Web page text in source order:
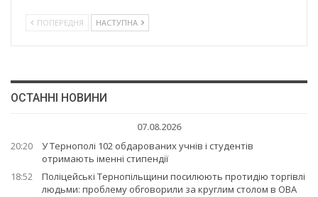
ПОПЕРЕДНЯ НАСТУПНА
ОСТАННІ НОВИНИ
07.08.2026
20:20
У Тернополі 102 обдарованих учнів і студентів
отримають іменні стипендії
18:52
Поліцейські Тернопільщини посилюють протидію торгівлі
людьми: проблему обговорили за круглим столом в ОВА